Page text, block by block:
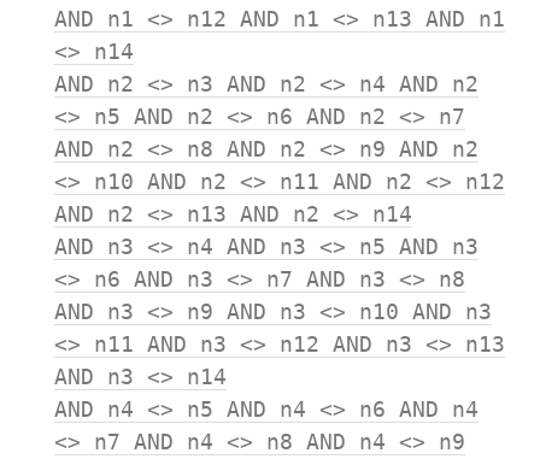
AND n1 <> n12 AND n1 <> n13 AND n1
<> n14
AND n2 <> n3 AND n2 <> n4 AND n2
<> n5 AND n2 <> n6 AND n2 <> n7
AND n2 <> n8 AND n2 <> n9 AND n2
<> n10 AND n2 <> n11 AND n2 <> n12
AND n2 <> n13 AND n2 <> n14
AND n3 <> n4 AND n3 <> n5 AND n3
<> n6 AND n3 <> n7 AND n3 <> n8
AND n3 <> n9 AND n3 <> n10 AND n3
<> n11 AND n3 <> n12 AND n3 <> n13
AND n3 <> n14
AND n4 <> n5 AND n4 <> n6 AND n4
<> n7 AND n4 <> n8 AND n4 <> n9